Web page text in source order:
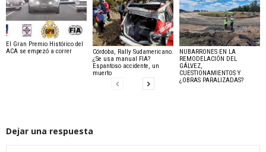
El Gran Premio Histórico del
ACA se empezó a correr
Córdoba, Rally Sudamericano.
¿Se usa manual FIA?
Espantoso accidente, un
muerto
NUBARRONES EN LA
REMODELACIÓN DEL
GÁLVEZ,
CUESTIONAMIENTOS Y
¿OBRAS PARALIZADAS?
Dejar una respuesta